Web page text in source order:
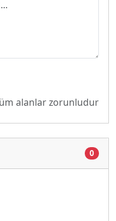
alanlar zorunludur
0